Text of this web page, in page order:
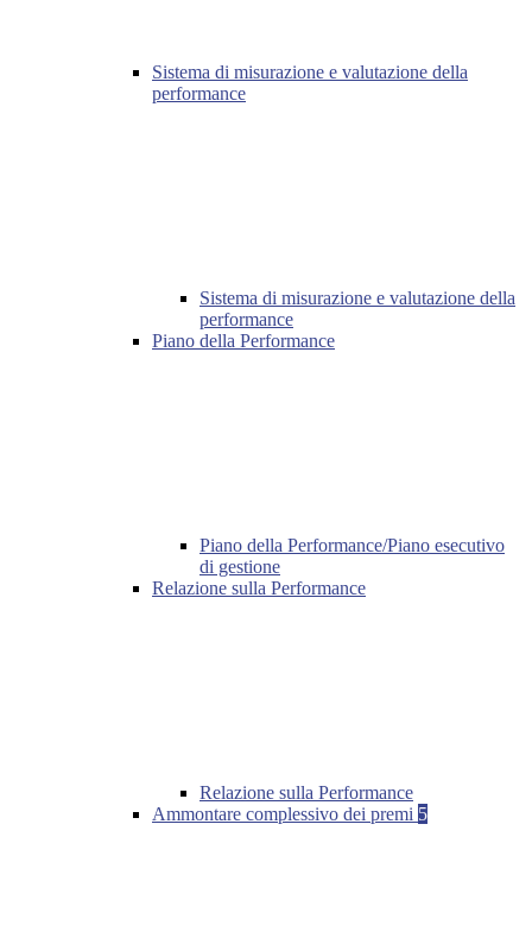
Sistema di misurazione e valutazione della
performance
Sistema di misurazione e valutazione della
performance
Piano della Performance
Piano della Performance/Piano esecutivo
di gestione
Relazione sulla Performance
Relazione sulla Performance
Ammontare complessivo dei premi 5